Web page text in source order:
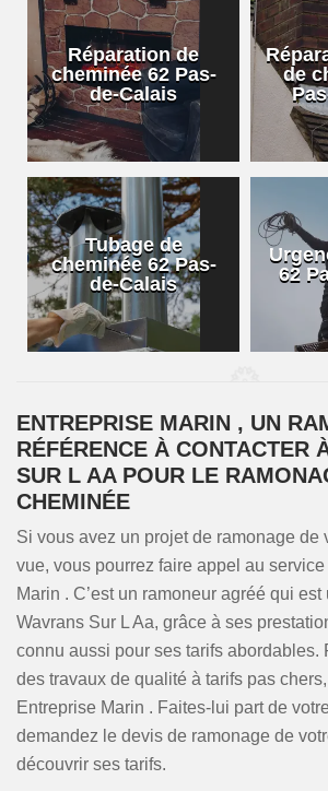
Réparation de
cheminée 62 Pas-
de-Calais
de
Tubage de
cheminée 62 Pas-
de-Calais
62
ENTREPRISE MARIN , UN
RÉFÉRENCE À CONTACTER
SUR L AA POUR LE
CHEMINÉE
Si vous avez un projet de ramonage de
vue, vous pourrez faire appel au
Marin . C’est un ramoneur agréé qui
Wavrans Sur L Aa, grâce à ses
connu aussi pour ses tarifs abordables.
des travaux de qualité à tarifs pas
Entreprise Marin . Faites-lui part de
demandez le devis de ramonage de
découvrir ses tarifs.